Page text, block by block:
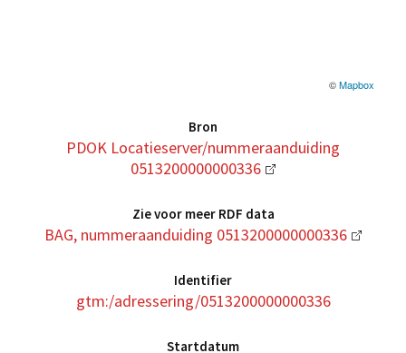
©Mapbox
Bron
PDOK Locatieserver/nummeraanduiding
0513200000000336
Zie voor meer RDF data
BAG, nummeraanduiding 0513200000000336
Identifier
gtm:/adressering/0513200000000336
Startdatum